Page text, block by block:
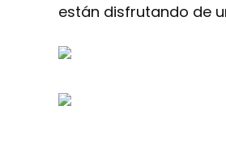
están disfrutando de